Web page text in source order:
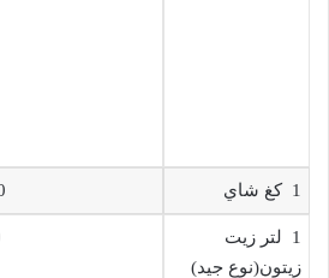
1 كغ شاي
1 لتر زيت
زيتون(نوع جيد)